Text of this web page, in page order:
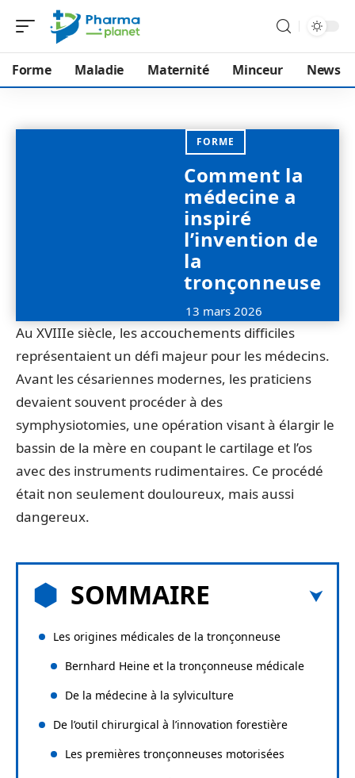
Forme Maladie Maternité Minceur News
FORME
Comment la
médecine a
inspiré
l’invention de
la
tronçonneuse
13 mars 2026
Au XVIIIe siècle, les accouchements difficiles
représentaient un défi majeur pour les médecins.
Avant les césariennes modernes, les praticiens
devaient souvent procéder à des
symphysiotomies, une opération visant à élargir le
bassin de la mère en coupant le cartilage et l’os
avec des instruments rudimentaires. Ce procédé
était non seulement douloureux, mais aussi
dangereux.
SOMMAIRE
Les origines médicales de la tronçonneuse
Bernhard Heine et la tronçonneuse médicale
De la médecine à la sylviculture
De l’outil chirurgical à l’innovation forestière
Les premières tronçonneuses motorisées